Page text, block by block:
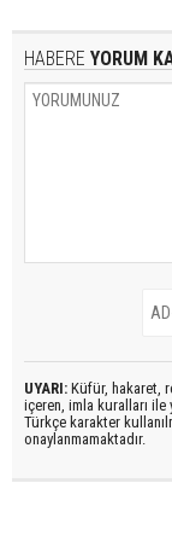
HABERE YORUM
UYARI: Küfür, hakaret,
içeren, imla kuralları ile
Türkçe karakter
onaylanmamaktadır.